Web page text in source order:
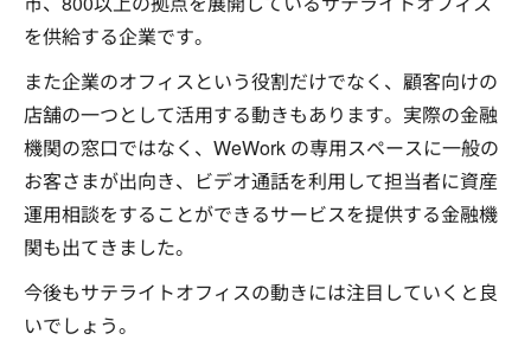
を供給する企業です。
また企業のオフィスという役割だけでなく、顧客向けの
店舗の一つとして活用する動きもあります。実際の金融
機関の窓口ではなく、WeWork の専用スペースに一般の
お客さまが出向き、ビデオ通話を利用して担当者に資産
運用相談をすることができるサービスを提供する金融機
関も出てきました。
今後もサテライトオフィスの動きには注目していくと良
いでしょう。